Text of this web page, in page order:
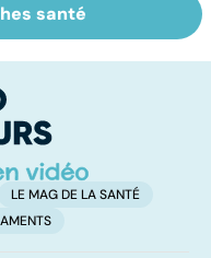
: une
santé
LE MAG DE LA SANTÉ